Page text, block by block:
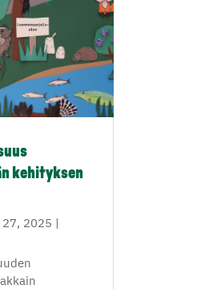
kehityksen
27, 2025 |